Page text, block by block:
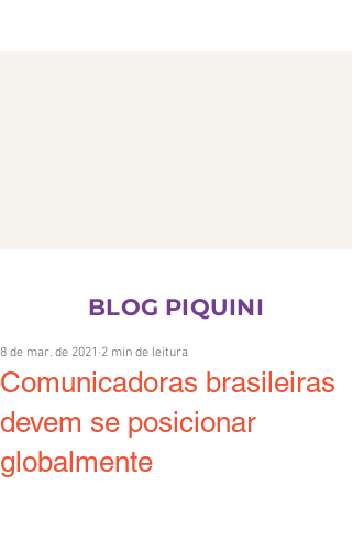
CONTATO
BLOG PIQUINI
Comunicadoras brasileiras
devem se posicionar
globalmente
8 de mar. de 2021 2 min de leitura